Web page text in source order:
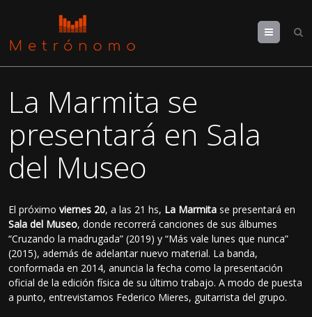
Menu
La Marmita se
presentará en Sala
del Museo
El próximoviernes 20, a las 21 hs, La Marmita se presentará en
Sala del Museo, donde recorrerá canciones de sus álbumes
“Cruzando la madrugada” (2019) y “Más vale lunes que nunca”
(2015), además de adelantar nuevo material. La banda,
conformada en 2014, anuncia la fecha como la presentación
oficial de la edición física de su último trabajo. A modo de puesta
a punto, entrevistamos Federico Mieres, guitarrista del grupo.